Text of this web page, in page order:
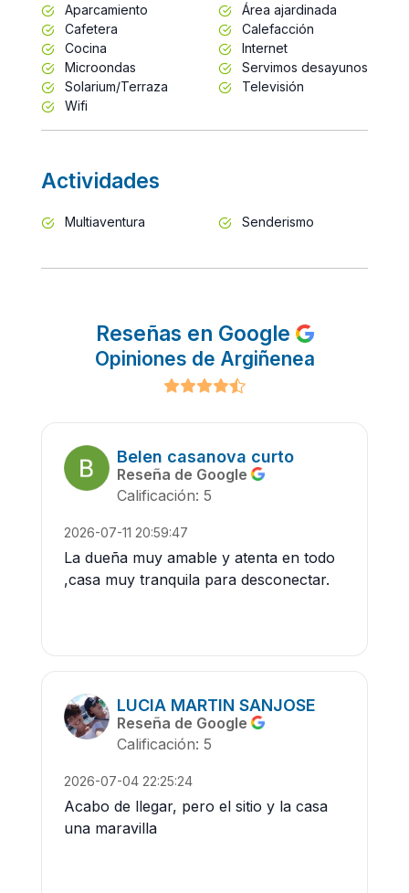
Aparcamiento
Área ajardinada
Cafetera
Calefacción
Cocina
Internet
Microondas
Servimos desayunos
Solarium/Terraza
Televisión
Wifi
Actividades
Multiaventura Senderismo
Reseñas en Google
Opiniones de Argiñenea
Belen casanova curto
Reseña de Google
Calificación: 5
2026-07-11 20:59:47
La dueña muy amable y atenta en todo
,casa muy tranquila para desconectar.
LUCIA MARTIN SANJOSE
Reseña de Google
Calificación: 5
2026-07-04 22:25:24
Acabo de llegar, pero el sitio y la casa
una maravilla